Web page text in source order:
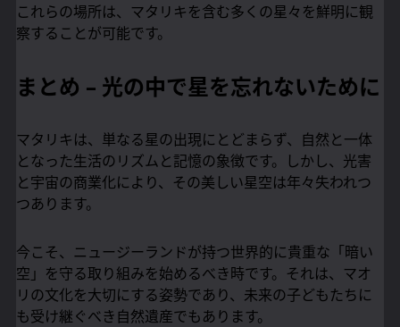
これらの場所は、マタリキを含む多くの星々を鮮明に観
察することが可能です。
まとめ – 光の中で星を忘れないために
マタリキは、単なる星の出現にとどまらず、自然と一体
となった生活のリズムと記憶の象徴です。しかし、光害
と宇宙の商業化により、その美しい星空は年々失われつ
つあります。
今こそ、ニュージーランドが持つ世界的に貴重な「暗い
空」を守る取り組みを始めるべき時です。それは、マオ
リの文化を大切にする姿勢であり、未来の子どもたちに
も受け継ぐべき自然遺産でもあります。